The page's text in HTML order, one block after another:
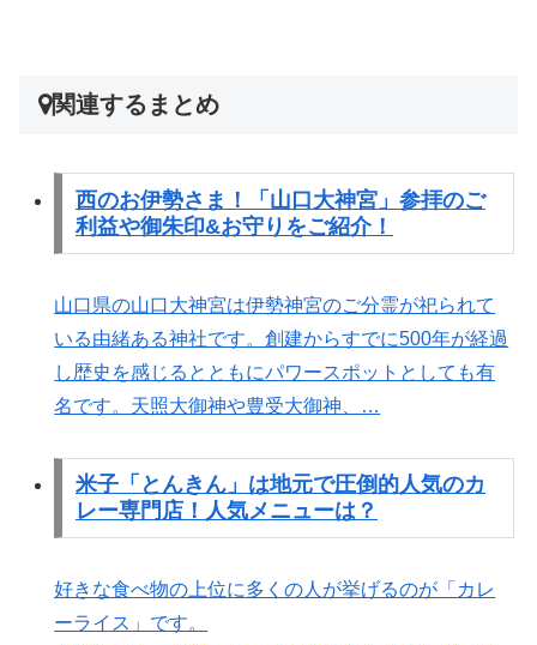
関連するまとめ
西のお伊勢さま！「山口大神宮」参拝のご
利益や御朱印&お守りをご紹介！
山口県の山口大神宮は伊勢神宮のご分霊が祀られて
いる由緒ある神社です。創建からすでに500年が経過
し歴史を感じるとともにパワースポットとしても有
名です。天照大御神や豊受大御神、…
米子「とんきん」は地元で圧倒的人気のカ
レー専門店！人気メニューは？
好きな食べ物の上位に多くの人が挙げるのが「カレ
ーライス」です。